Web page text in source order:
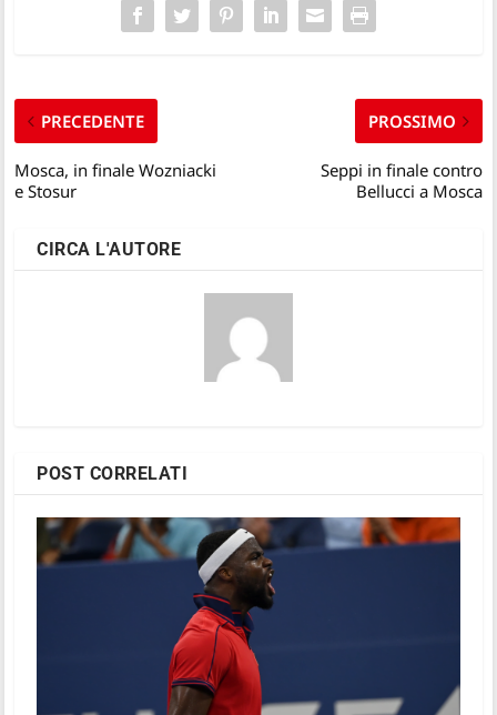
PRECEDENTE
Mosca, in finale Wozniacki
e Stosur
PROSSIMO
Seppi in finale contro
Bellucci a Mosca
CIRCA L'AUTORE
POST CORRELATI